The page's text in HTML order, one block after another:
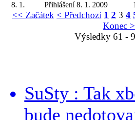
8. 1.
Přihlášení 8. 1. 2009
<< Začátek < Předchozí 1 2 3 4
Konec
Výsledky 61 -
SuSty : Tak
bude